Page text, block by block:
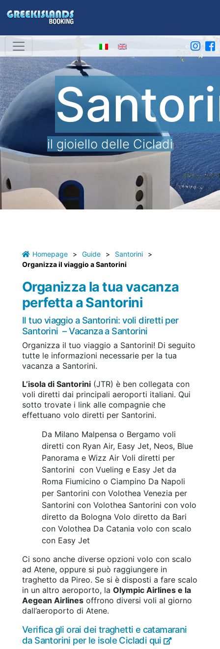
il gioiello delle Cicladi
Homepage > Guide > Santorini
>
Organizza il viaggio a Santorini
Organizza la tua vacanza
perfetta a Santorini
Il tuo viaggio a Santorini: voli diretti per
Santorini – Vacanza a Santorini
Organizza il tuo viaggio a Santorini! Di seguito
tutte le informazioni necessarie per la tua
vacanza a Santorini.
L’isola di Santorini (JTR) è ben collegata con
voli diretti dai principali aeroporti italiani. Qui
sotto trovate i link alle compagnie che
effettuano volo diretti per Santorini.
Da Milano Malpensa o Bergamo voli
diretti con Ryan Air, Easy Jet, Neos, Blue
Panorama e Wizz Air Voli diretti per
Santorini con Vueling e Easy Jet da
Roma Fiumicino o Ciampino Da Napoli
per Santorini con Volothea Venezia per
Santorini con Volothea Santorini con volo
diretto da Bologna Volo diretto da Bari
con Volothea Da Catania volo con scalo
con Easy Jet
Ci sono anche diverse opzioni volo con scalo
ad Atene, oppure si può raggiungere in
traghetto da Pireo. Se si è disposti a fare scalo
in un altro aeroporto, la Olympic Airlines e la
Aegean Airlines offrono diversi voli al giorno
dall’aeroporto di Atene.
Verifica gli orai dei traghetti e catamarani
da Santorini per le isole Cicladi qui